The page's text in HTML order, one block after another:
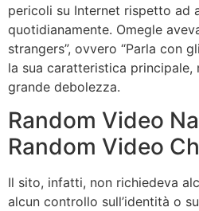
pericoli su Internet rispetto ad
quotidianamente. Omegle
strangers”, ovvero “Parla con
la sua caratteristica principale,
grande debolezza.
Random Video
Random Video
Il sito, infatti, non richiedeva
alcun controllo sull’identità o